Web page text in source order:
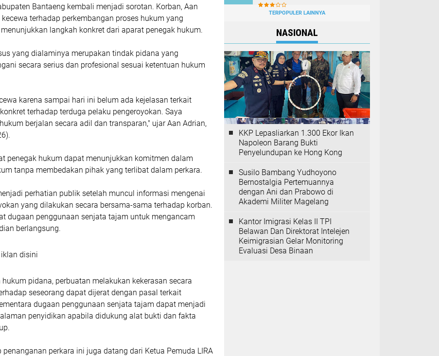
Bantaeng kembali menjadi sorotan. Korban, Aan
terhadap perkembangan proses hukum yang
langkah konkret dari aparat penegak hukum.
yang dialaminya merupakan tindak pidana yang
secara serius dan profesional sesuai ketentuan hukum
karena sampai hari ini belum ada kejelasan terkait
terhadap terduga pelaku pengeroyokan. Saya
berjalan secara adil dan transparan," ujar Aan Adrian,
penegak hukum dapat menunjukkan komitmen dalam
tanpa membedakan pihak yang terlibat dalam perkara.
perhatian publik setelah muncul informasi mengenai
yang dilakukan secara bersama-sama terhadap korban.
dugaan penggunaan senjata tajam untuk mengancam
berlangsung.
disini
pidana, perbuatan melakukan kekerasan secara
seseorang dapat dijerat dengan pasal terkait
dugaan penggunaan senjata tajam dapat menjadi
penyidikan apabila didukung alat bukti dan fakta
penanganan perkara ini juga datang dari Ketua Pemuda LIRA
TERPOPULER LAINNYA
NASIONAL
KKP Lepasliarkan 1.300 Ekor Ikan
Napoleon Barang Bukti
Penyelundupan ke Hong Kong
Susilo Bambang Yudhoyono
Bernostalgia Pertemuannya
dengan Ani dan Prabowo di
Akademi Militer Magelang
Kantor Imigrasi Kelas II TPI
Belawan Dan Direktorat Intelejen
Keimigrasian Gelar Monitoring
Evaluasi Desa Binaan